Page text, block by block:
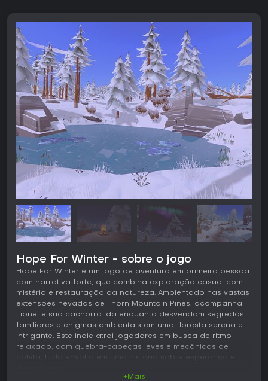
Hope For Winter - sobre o jogo
Hope For Winter é um jogo de aventura em primeira pessoa
com narrativa forte, que combina exploração casual com
mistério e restauração da natureza. Ambientado nas vastas
extensões nevadas de Thorn Mountain Pines, acompanha
Lionel e sua cachorra Ida enquanto desvendam segredos
familiares e enigmas ambientais em uma floresta serena e
intrigante. Este indie atrai jogadores em busca de ritmo
relaxado, com quebra-cabeças leves e mecânicas de
coleta, tudo envolto em uma história sobre esperança e
+Mais